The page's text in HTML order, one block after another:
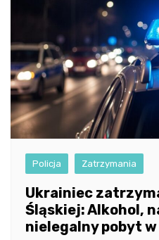
Policja Zatrzymania
Ukrainiec
Śląskiej: Alkohol,
nielegalny pobyt